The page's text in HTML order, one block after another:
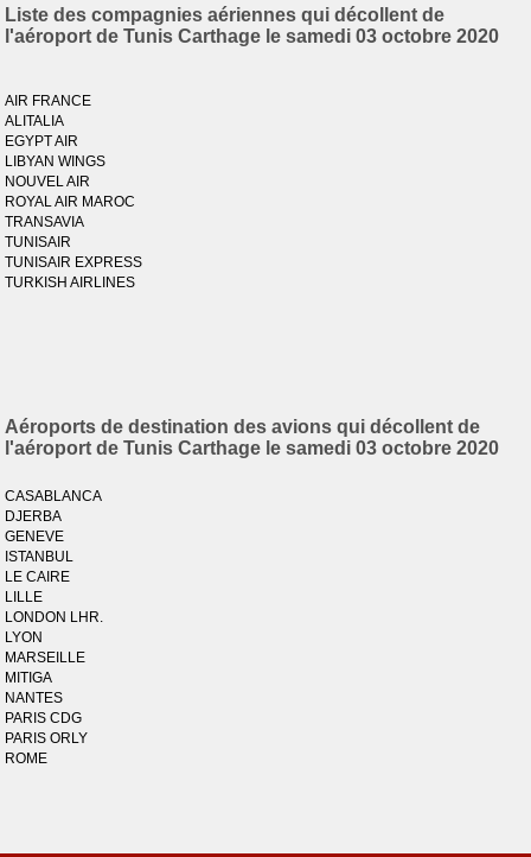
Liste des compagnies aériennes qui décollent de
l'aéroport de Tunis Carthage le samedi 03 octobre 2020
AIR FRANCE
ALITALIA
EGYPT AIR
LIBYAN WINGS
NOUVEL AIR
ROYAL AIR MAROC
TRANSAVIA
TUNISAIR
TUNISAIR EXPRESS
TURKISH AIRLINES
Aéroports de destination des avions qui décollent de
l'aéroport de Tunis Carthage le samedi 03 octobre 2020
CASABLANCA
DJERBA
GENEVE
ISTANBUL
LE CAIRE
LILLE
LONDON LHR.
LYON
MARSEILLE
MITIGA
NANTES
PARIS CDG
PARIS ORLY
ROME